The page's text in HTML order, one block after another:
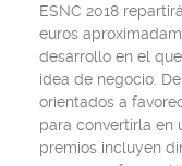
ESNC 2018
euros
desarrollo en el
idea de negocio.
orientados a
para convertirla en
premios incluyen